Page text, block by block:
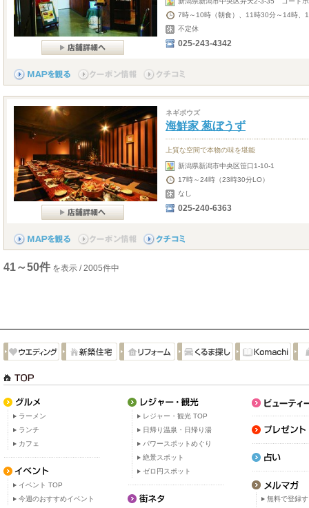
7時～10時（朝食）、11時30分～14時
不定休
025-243-4342
ネギボウズ
海鮮家 葱ぼうず
上質な空間で本物の味を堪能
新潟県新潟市中央区笹口1-10-1
17時～24時（23時30分LO）
なし
025-240-6363
41～50件 を表示 / 2005件中
ラーメン
ランチ
カフェ
イベント TOP
今週のおすすめイベント
レジャー・観光 TOP
日帰り温泉・日帰り湯
パワースポットめぐり
絶景スポット
ゼロ円スポット
無料で登録